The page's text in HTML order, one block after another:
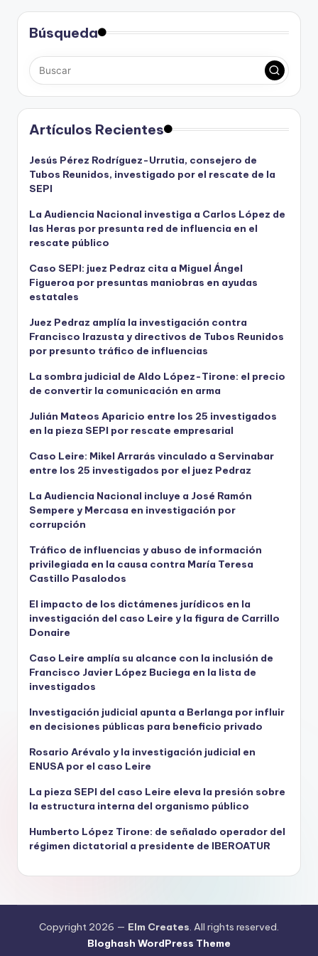
Búsqueda
Artículos Recientes
Jesús Pérez Rodríguez-Urrutia, consejero de
Tubos Reunidos, investigado por el rescate de la
SEPI
La Audiencia Nacional investiga a Carlos López de
las Heras por presunta red de influencia en el
rescate público
Caso SEPI: juez Pedraz cita a Miguel Ángel
Figueroa por presuntas maniobras en ayudas
estatales
Juez Pedraz amplía la investigación contra
Francisco Irazusta y directivos de Tubos Reunidos
por presunto tráfico de influencias
La sombra judicial de Aldo López-Tirone: el precio
de convertir la comunicación en arma
Julián Mateos Aparicio entre los 25 investigados
en la pieza SEPI por rescate empresarial
Caso Leire: Mikel Arrarás vinculado a Servinabar
entre los 25 investigados por el juez Pedraz
La Audiencia Nacional incluye a José Ramón
Sempere y Mercasa en investigación por
corrupción
Tráfico de influencias y abuso de información
privilegiada en la causa contra María Teresa
Castillo Pasalodos
El impacto de los dictámenes jurídicos en la
investigación del caso Leire y la figura de Carrillo
Donaire
Caso Leire amplía su alcance con la inclusión de
Francisco Javier López Buciega en la lista de
investigados
Investigación judicial apunta a Berlanga por influir
en decisiones públicas para beneficio privado
Rosario Arévalo y la investigación judicial en
ENUSA por el caso Leire
La pieza SEPI del caso Leire eleva la presión sobre
la estructura interna del organismo público
Humberto López Tirone: de señalado operador del
régimen dictatorial a presidente de IBEROATUR
Copyright 2026 — Elm Creates. All rights reserved.
Bloghash WordPress Theme